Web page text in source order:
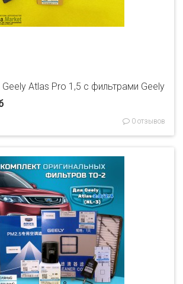
Atlas Pro 1,5 с фильтрами Geely
0 отзывов